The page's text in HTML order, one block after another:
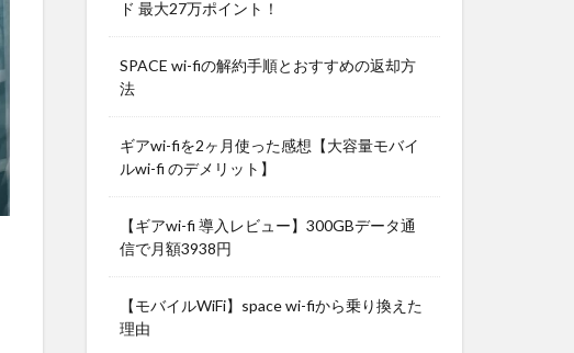
ド 最大27万ポイント！
SPACE wi-fiの解約手順とおすすめの返却方
法
ギアwi-fiを2ヶ月使った感想【大容量モバイ
ルwi-fi のデメリット】
【ギアwi-fi 導入レビュー】300GBデータ通
信で月額3938円
【モバイルWiFi】space wi-fiから乗り換えた
理由